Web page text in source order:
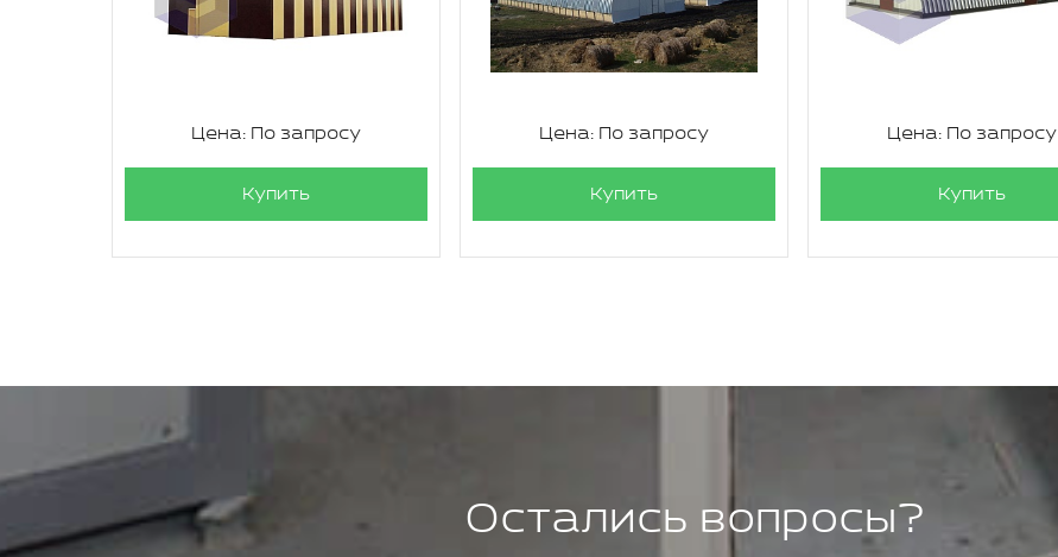
Цена: По запросу
Купить
Цена: По запросу
Купить
Цена: По запросу
Купить
Остались вопросы?